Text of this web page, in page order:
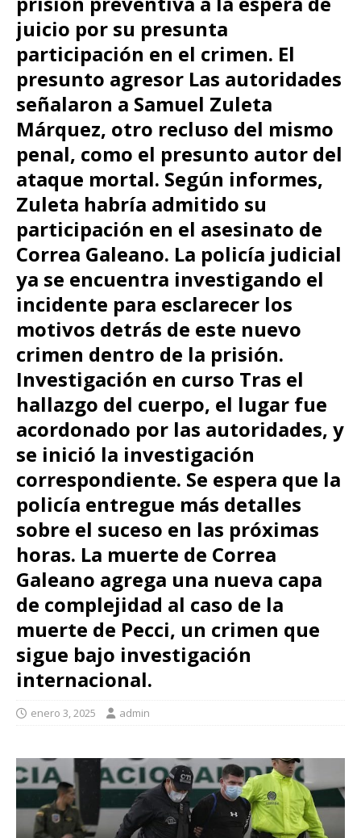
juicio por su presunta
participación en el crimen. El
presunto agresor Las autoridades
señalaron a Samuel Zuleta
Márquez, otro recluso del mismo
penal, como el presunto autor del
ataque mortal. Según informes,
Zuleta habría admitido su
participación en el asesinato de
Correa Galeano. La policía judicial
ya se encuentra investigando el
incidente para esclarecer los
motivos detrás de este nuevo
crimen dentro de la prisión.
Investigación en curso Tras el
hallazgo del cuerpo, el lugar fue
acordonado por las autoridades, y
se inició la investigación
correspondiente. Se espera que la
policía entregue más detalles
sobre el suceso en las próximas
horas. La muerte de Correa
Galeano agrega una nueva capa
de complejidad al caso de la
muerte de Pecci, un crimen que
sigue bajo investigación
internacional.
enero 3, 2025 admin